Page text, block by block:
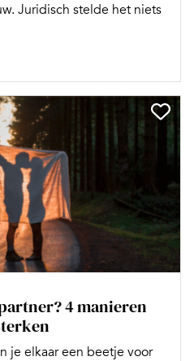
Juridisch stelde het niets
4 manieren
je elkaar een beetje voor